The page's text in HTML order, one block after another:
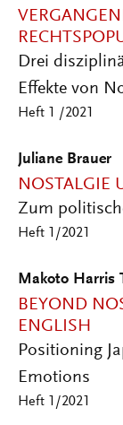
Drei
Effekte von
Heft 1 /2021
Juliane Brauer
NOSTALGIE
Zum
Heft 1/2021
Makoto Harris
BEYOND
ENGLISH
Positioning
Emotions
Heft 1/2021